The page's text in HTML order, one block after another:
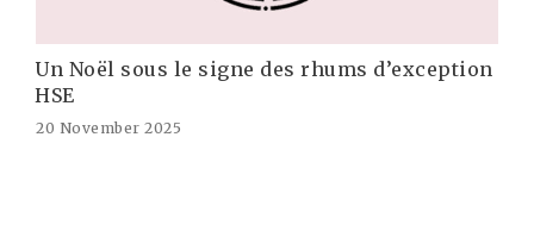
Un Noël sous le signe des rhums d’exception
HSE
20 November 2025